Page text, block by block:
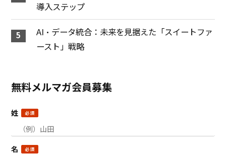
導入ステップ
AI・データ統合：未来を見据えた「スイートファ
ースト」戦略
無料メルマガ会員募集
姓
名